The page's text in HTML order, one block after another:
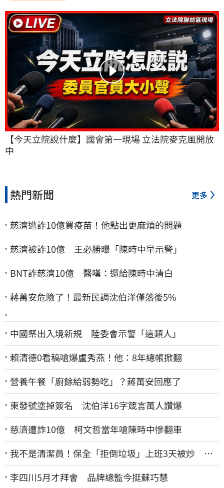
【今天立院說什麼】國會第一現場 立法院麥克風開放
中
熱門新聞 更多
慈濟遭詐10億買疫苗！他點出更麻煩的問題
慈濟被詐10億 王必勝曝「陳時中早示警」
BNT詐慈濟10億 醫嘆：還給陳時中清白
蔣萬安危險了！最新民調沈伯洋僅落後5%
中國祭出入境新規 陸委會示警「這類人」
賴清德0看稿嗆爆盧秀燕！他：8年總帳掀翻
營養午餐「廚餘給弱勢吃」？蔣萬安回應了
東發號塗掉簽名 沈伯洋16字箴言萬人讚爆
慈濟遭詐10億 柯文哲當年嗆陳時中慘翻車
我不是清潔員！保全「拒倒垃圾」上班3天被炒 找
法院討公道結果出爐
李四川5月才拜會 品牌總監今挺蘇巧慧